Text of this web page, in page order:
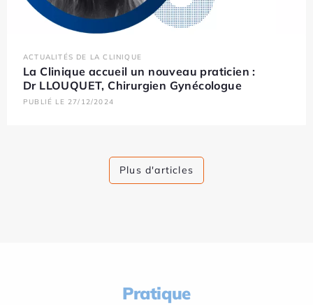
ACTUALITÉS DE LA CLINIQUE
La Clinique accueil un nouveau praticien :
Dr LLOUQUET, Chirurgien Gynécologue
PUBLIÉ LE 27/12/2024
Plus d'articles
Pratique